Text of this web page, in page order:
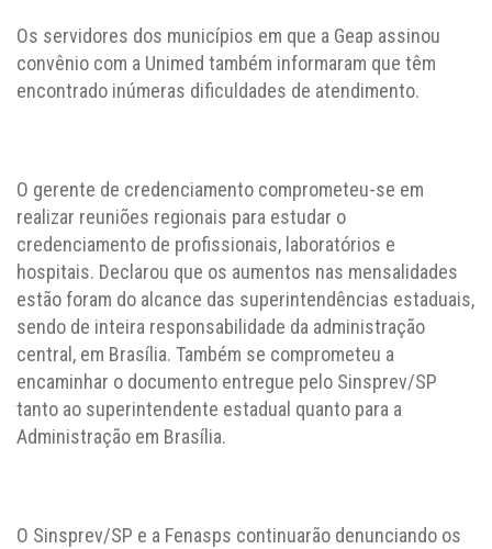
Os servidores dos municípios em que a Geap assinou
convênio com a Unimed também informaram que têm
encontrado inúmeras dificuldades de atendimento.
O gerente de credenciamento comprometeu-se em
realizar reuniões regionais para estudar o
credenciamento de profissionais, laboratórios e
hospitais. Declarou que os aumentos nas mensalidades
estão foram do alcance das superintendências estaduais,
sendo de inteira responsabilidade da administração
central, em Brasília. Também se comprometeu a
encaminhar o documento entregue pelo Sinsprev/SP
tanto ao superintendente estadual quanto para a
Administração em Brasília.
O Sinsprev/SP e a Fenasps continuarão denunciando os